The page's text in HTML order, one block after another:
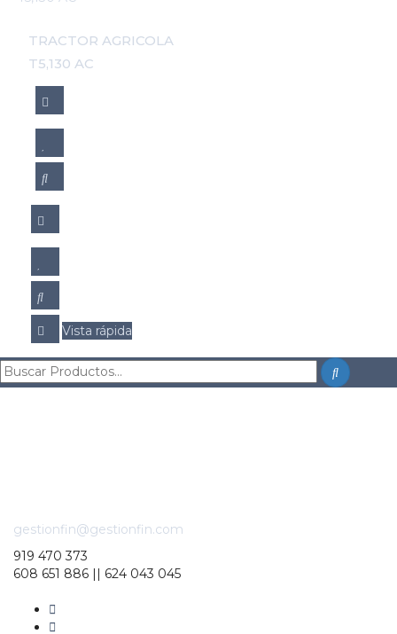
TRACTOR AGRICOLA
T5,130 AC
Vista rápida
gestionfin@gestionfin.com
919 470 373
608 651 886 || 624 043 045